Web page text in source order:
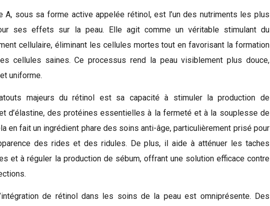
A, sous sa forme active appelée rétinol, est l’un des nutriments les plus
ses effets sur la peau. Elle agit comme un véritable stimulant du
cellulaire, éliminant les cellules mortes tout en favorisant la formation
cellules saines. Ce processus rend la peau visiblement plus douce,
uniforme.
majeurs du rétinol est sa capacité à stimuler la production de
d’élastine, des protéines essentielles à la fermeté et à la souplesse de
en fait un ingrédient phare des soins anti-âge, particulièrement prisé pour
des rides et des ridules. De plus, il aide à atténuer les taches
et à réguler la production de sébum, offrant une solution efficace contre
de rétinol dans les soins de la peau est omniprésente. Des